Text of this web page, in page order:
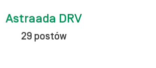
Astraada DRV
29 postów